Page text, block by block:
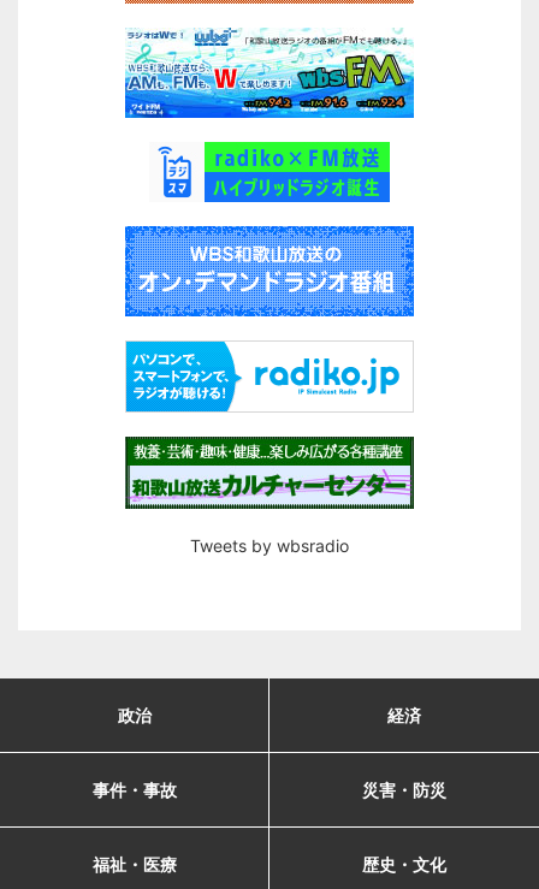
Tweets by wbsradio
政治 経済
事件・事故 災害・防災
福祉・医療 歴史・文化